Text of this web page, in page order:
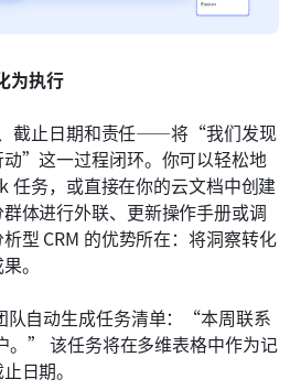
为执行
截止日期和责任——将“我们发现
”这一过程闭环。你可以轻松地
任务，或直接在你的云文档中创建
体进行外联、更新操作手册或调
型 CRM 的优势所在：将洞察转化
。
队自动生成任务清单：“本周联系
。” 该任务将在多维表格中作为记
日期。